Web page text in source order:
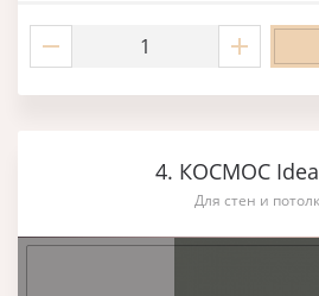
4. КОСМОС
Для стен и